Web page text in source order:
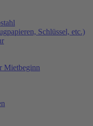
Schlüssel, etc.)
Mietbeginn